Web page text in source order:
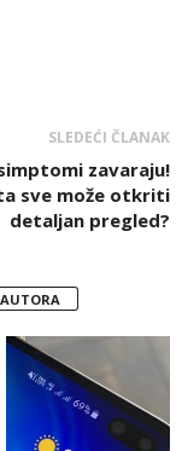
SLEDEĆI ČLANAK
zavaraju!
sve može otkriti
detaljan pregled?